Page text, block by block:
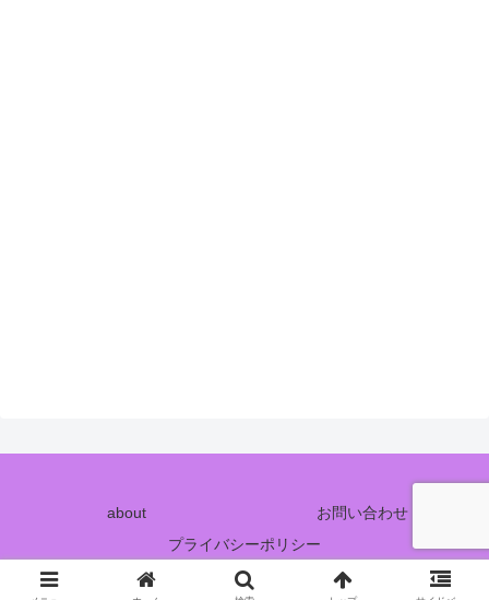
about
お問い合わせ
プライバシーポリシー
© 2018 月夜のうさぎのポスクロ日記.